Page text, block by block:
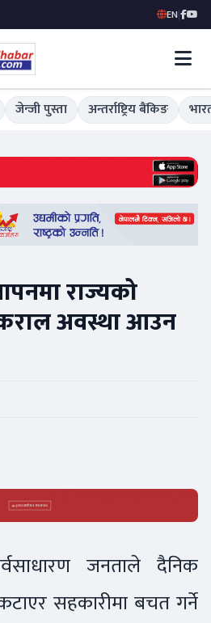
EN|
जेन्जी पुस्ता अन्तर्राष्ट्रिय बैंकिङ
राज्यको
अवस्था आउन
जनताले दैनिक
सहकारीमा बचत गर्ने